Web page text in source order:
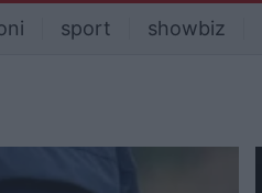
sport showbiz